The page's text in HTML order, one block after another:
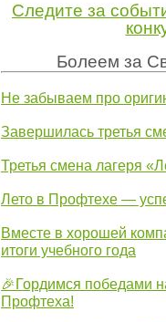
Следите за
Болеем за
Не забываем про
Завершилась третья
Третья смена лагеря
Лето в Профтехе —
Вместе в хорошей
итоги учебного года
🎉Гордимся победами
Профтеха!